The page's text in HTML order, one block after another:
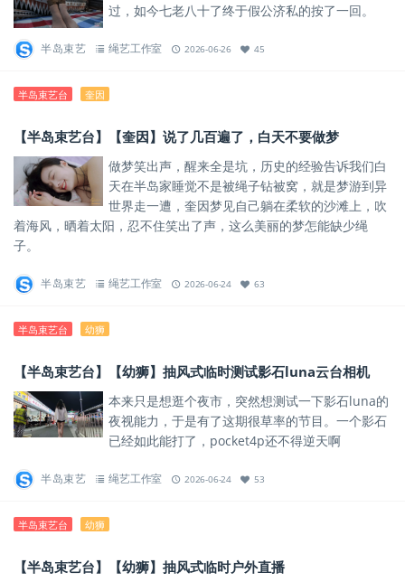
过，如今七老八十了终于假公济私的按了一回。
半岛束艺 绳艺工作室 2026-06-26 45
半岛束艺台 奎因
【半岛束艺台】【奎因】说了几百遍了，白天不要做梦
做梦笑出声，醒来全是坑，历史的经验告诉我们白
天在半岛家睡觉不是被绳子钻被窝，就是梦游到异
世界走一遭，奎因梦见自己躺在柔软的沙滩上，吹
着海风，晒着太阳，忍不住笑出了声，这么美丽的梦怎能缺少绳
子。
半岛束艺 绳艺工作室 2026-06-24 63
半岛束艺台 幼狮
【半岛束艺台】【幼狮】抽风式临时测试影石luna云台相机
本来只是想逛个夜市，突然想测试一下影石luna的
夜视能力，于是有了这期很草率的节目。一个影石
已经如此能打了，pocket4p还不得逆天啊
半岛束艺 绳艺工作室 2026-06-24 53
半岛束艺台 幼狮
【半岛束艺台】【幼狮】抽风式临时户外直播